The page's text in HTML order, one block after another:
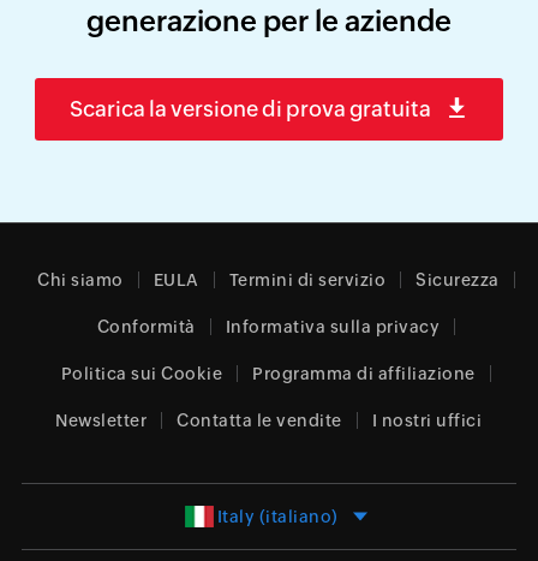
generazione per le aziende
Scarica la versione di prova gratuita
Chi siamo EULA Termini di servizio Sicurezza
Conformità Informativa sulla privacy
Politica sui Cookie Programma di affiliazione
Newsletter Contatta le vendite I nostri uffici
Italy (italiano)